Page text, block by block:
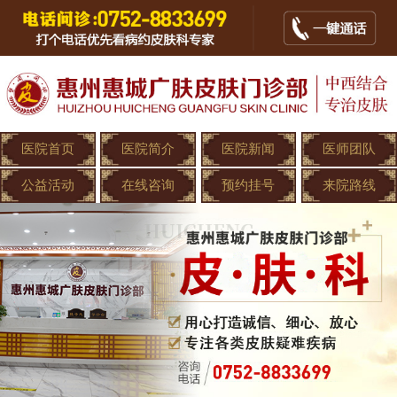
医院首页 医院简介 医院新闻 医师团队
公益活动 在线咨询 预约挂号 来院路线